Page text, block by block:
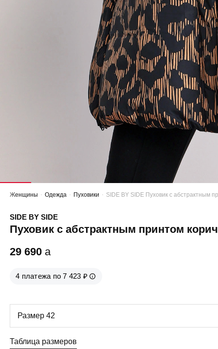
Женщины Одежда Пуховики SIDE BY SIDE Пуховик с абстрактным
SIDE BY SIDE
Пуховик с абстрактным принтом
29 690 a
4 платежа по 7 423 ₽
Таблица размеров